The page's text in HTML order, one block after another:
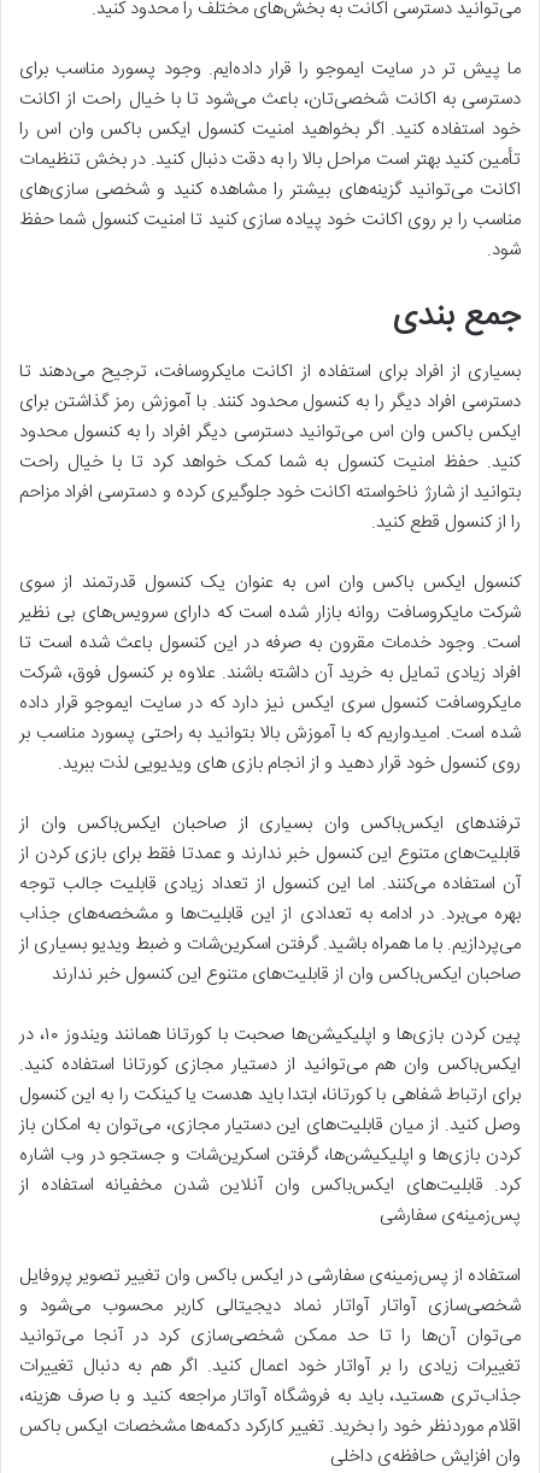
می‌توانید دسترسی اکانت به بخش‌های مختلف را محدود کنید.
ما پیش تر در سایت ایموجو را قرار داده‌ایم. وجود پسورد مناسب برای
دسترسی به اکانت شخصی‌تان، باعث می‌شود تا با خیال راحت از اکانت
خود استفاده کنید. اگر بخواهید امنیت کنسول ایکس باکس وان اس را
تأمین کنید بهتر است مراحل بالا را به دقت دنبال کنید. در بخش تنظیمات
اکانت می‌توانید گزینه‌های بیشتر را مشاهده کنید و شخصی سازی‌های
مناسب را بر روی اکانت خود پیاده سازی کنید تا امنیت کنسول شما حفظ
شود.
جمع بندی
بسیاری از افراد برای استفاده از اکانت مایکروسافت، ترجیح می‌دهند تا
دسترسی افراد دیگر را به کنسول محدود کنند. با آموزش رمز گذاشتن برای
ایکس باکس وان اس می‌توانید دسترسی دیگر افراد را به کنسول محدود
کنید. حفظ امنیت کنسول به شما کمک خواهد کرد تا با خیال راحت
بتوانید از شارژ ناخواسته اکانت خود جلوگیری کرده و دسترسی افراد مزاحم
را از کنسول قطع کنید.
کنسول ایکس باکس وان اس به عنوان یک کنسول قدرتمند از سوی
شرکت مایکروسافت روانه بازار شده است که دارای سرویس‌های بی نظیر
است. وجود خدمات مقرون به صرفه در این کنسول باعث شده است تا
افراد زیادی تمایل به خرید آن داشته باشند. علاوه بر کنسول فوق، شرکت
مایکروسافت کنسول سری ایکس نیز دارد که در سایت ایموجو قرار داده
شده است. امیدواریم که با آموزش بالا بتوانید به راحتی پسورد مناسب بر
روی کنسول خود قرار دهید و از انجام بازی های ویدیویی لذت ببرید.
ترفندهای ایکس‌باکس وان بسیاری از صاحبان ایکس‌باکس وان از
قابلیت‌های متنوع این کنسول خبر ندارند و عمدتا فقط برای بازی کردن از
آن استفاده می‌کنند. اما این کنسول از تعداد زیادی قابلیت جالب توجه
بهره می‌برد. در ادامه به تعدادی از این قابلیت‌ها و مشخصه‌های جذاب
می‌پردازیم. با ما همراه باشید. گرفتن اسکرین‌شات و ضبط ویدیو بسیاری از
صاحبان ایکس‌باکس وان از قابلیت‌های متنوع این کنسول خبر ندارند
پین کردن بازی‌ها و اپلیکیشن‌ها صحبت با کورتانا همانند ویندوز ۱۰، در
ایکس‌باکس وان هم می‌توانید از دستیار مجازی کورتانا استفاده کنید.
برای ارتباط شفاهی با کورتانا، ابتدا باید هدست یا کینکت را به این کنسول
وصل کنید. از میان قابلیت‌های این دستیار مجازی، می‌توان به امکان باز
کردن بازی‌ها و اپلیکیشن‌ها، گرفتن اسکرین‌شات و جستجو در وب اشاره
کرد. قابلیت‌های ایکس‌باکس وان آنلاین شدن مخفیانه استفاده از
پس‌زمینه‌ی سفارشی
استفاده از پس‌زمینه‌ی سفارشی در ایکس باکس وان تغییر تصویر پروفایل
شخصی‌سازی آواتار آواتار نماد دیجیتالی کاربر محسوب می‌شود و
می‌توان آن‌ها را تا حد ممکن شخصی‌سازی کرد در آنجا می‌توانید
تغییرات زیادی را بر آواتار خود اعمال کنید. اگر هم به دنبال تغییرات
جذاب‌تری هستید، باید به فروشگاه آواتار مراجعه کنید و با صرف هزینه،
اقلام موردنظر خود را بخرید. تغییر کارکرد دکمه‌ها مشخصات ایکس باکس
وان افزایش حافظه‌ی داخلی